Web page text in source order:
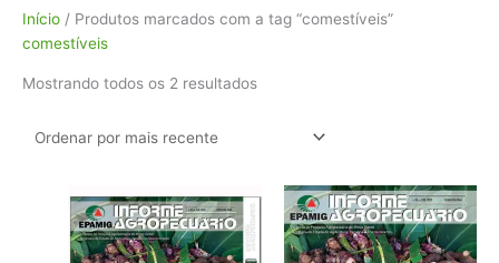
Início / Produtos marcados com a tag “comestíveis”
comestíveis
Mostrando todos os 2 resultados
Classificado
recente